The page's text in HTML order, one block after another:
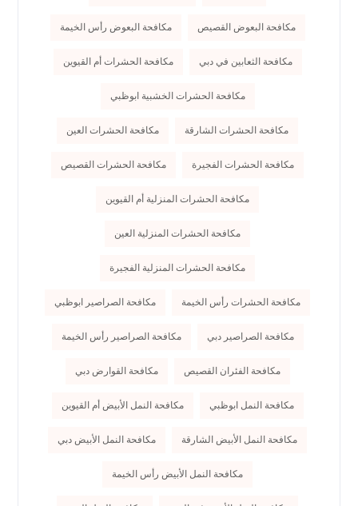
مكافحة البعوض القصيص مكافحة البعوض رأس الخيمة
مكافحة الثعابين في دبي مكافحة الحشرات أم القيوين
مكافحة الحشرات الخشبية ابوظبي
مكافحة الحشرات الشارقة مكافحة الحشرات العين
مكافحة الحشرات الفجيرة مكافحة الحشرات القصيص
مكافحة الحشرات المنزلية أم القيوين
مكافحة الحشرات المنزلية العين
مكافحة الحشرات المنزلية الفجيرة
مكافحة الحشرات رأس الخيمة مكافحة الصراصير ابوظبي
مكافحة الصراصير دبي مكافحة الصراصير رأس الخيمة
مكافحة الفئران القصيص مكافحة القوارض دبي
مكافحة النمل ابوظبي مكافحة النمل الأبيض أم القيوين
مكافحة النمل الأبيض الشارقة مكافحة النمل الأبيض دبي
مكافحة النمل الأبيض رأس الخيمة